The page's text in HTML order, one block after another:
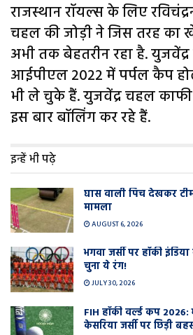
राजस्थान रॉयल्स के लिए
चहल की जोड़ी ने जिस तरह का
अभी तक बेहतरीन रहा है.
आईपीएल 2022 में पर्पल कैप
भी ले चुके हैं. युजवेंद्र चहल
इस बार बॉलिंग कर रहे हैं.
इन्हें भी पढ़े
घास वाली प‍िच देखकर
मामला
AUGUST 6, 2026
भगवा जर्सी पर हॉकी
चुना ये रंग!
JULY 30, 2026
FIH हॉकी वर्ल्ड कप 2026:
केसरिया जर्सी पर छिड़ी